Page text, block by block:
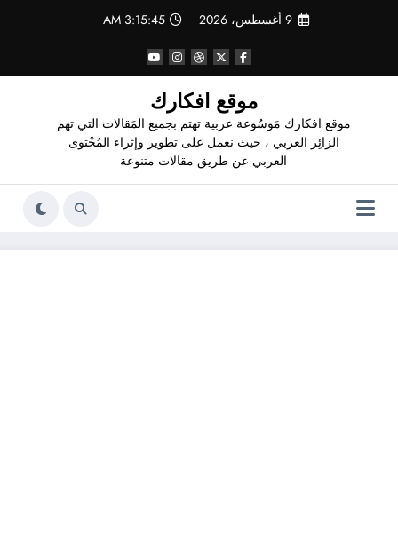
9 أغسطس، 2026 3:15:46 AM
موقع افكارك
موقع افكارك مَوسُوعة عربية تهتم بجميع المَقالات التي تهم
الزائِر العربي ، حيث نعمل على تطوير وإثراء المُحْتوى
العربي عن طريق مقالات متنوعة